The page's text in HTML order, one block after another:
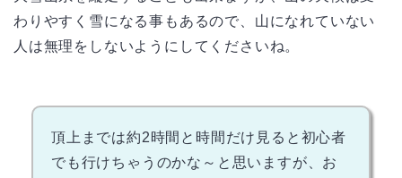
わりやすく雪になる事もあるので、山になれていない
人は無理をしないようにしてくださいね。
頂上までは約2時間と時間だけ見ると初心者
でも行けちゃうのかな～と思いますが、お